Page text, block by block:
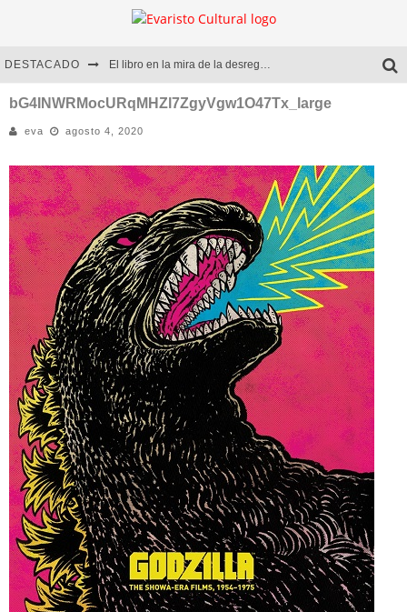
DESTACADO El libro en la mira de la desregulación
Marcelo Rubio | El llovedor
Diego Meret | Hotel Acapulco
Alejandra Correa | La nieve
bG4INWRMocURqMHZl7ZgyVgw1O47Tx_large
eva agosto 4, 2020